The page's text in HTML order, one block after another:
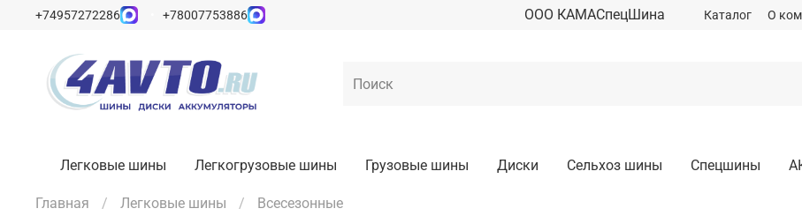
Каталог О
+74957272286 +78007753886 ООО КАМАСпецШина
Легковые шины Легкогрузовые шины Грузовые шины Диски Сельхоз шины Спецшины
Главная Легковые шины Всесезонные